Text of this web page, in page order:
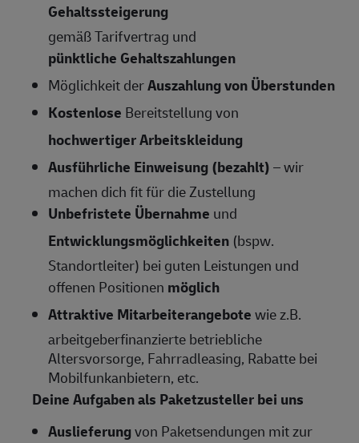
Gehaltssteigerung
gemäß Tarifvertrag und
pünktliche Gehaltszahlungen
Möglichkeit derAuszahlung von Überstunden
Kostenlose Bereitstellung von
hochwertiger Arbeitskleidung
Ausführliche Einweisung (bezahlt)– wir
machen dich fit für die Zustellung
Unbefristete Übernahme und
Entwicklungsmöglichkeiten (bspw.
Standortleiter) bei guten Leistungen und
offenen Positionen möglich
Attraktive Mitarbeiterangebotewie z.B.
arbeitgeberfinanzierte betriebliche
Altersvorsorge, Fahrradleasing, Rabatte bei
Mobilfunkanbietern, etc.
Deine Aufgaben als Paketzusteller bei uns
Auslieferungvon Paketsendungen mit zur